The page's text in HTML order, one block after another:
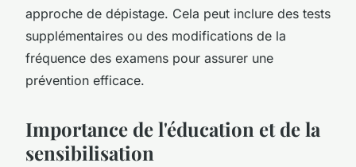
approche de dépistage. Cela peut inclure des tests
supplémentaires ou des modifications de la
fréquence des examens pour assurer une
prévention efficace.
Importance de l'éducation et de la
sensibilisation